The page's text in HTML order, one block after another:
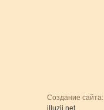
Создание сайта:
illuzii.net